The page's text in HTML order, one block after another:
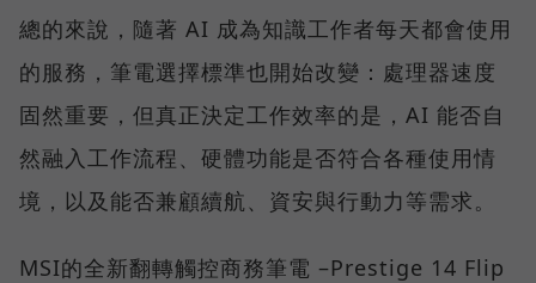
總的來說，隨著 AI 成為知識工作者每天都會使用
的服務，筆電選擇標準也開始改變：處理器速度
固然重要，但真正決定工作效率的是，AI 能否自
然融入工作流程、硬體功能是否符合各種使用情
境，以及能否兼顧續航、資安與行動力等需求。
MSI的全新翻轉觸控商務筆電 –Prestige 14 Flip